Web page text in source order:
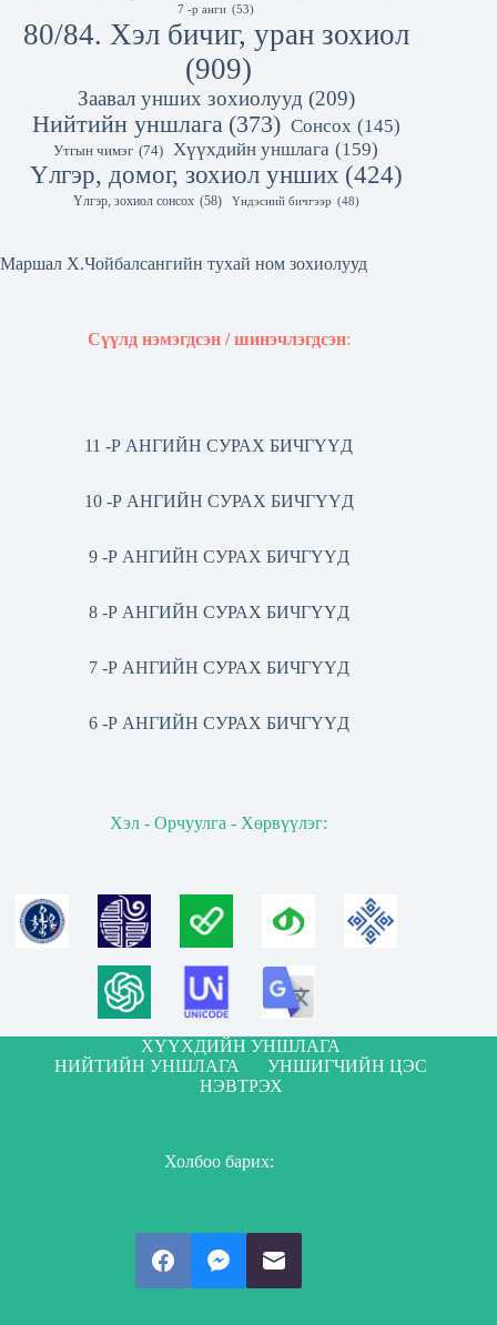
7 -р анги (53)
80/84. Хэл бичиг, уран зохиол
(909)
Заавал унших зохиолууд (209)
Нийтийн уншлага (373) Сонсох (145)
Утгын чимэг (74) Хүүхдийн уншлага (159)
Үлгэр, домог, зохиол унших (424)
Үлгэр, зохиол сонсох (58) Үндэсний бичгээр (48)
Маршал Х.Чойбалсангийн тухай ном зохиолууд
Сүүлд нэмэгдсэн / шинэчлэгдсэн:
11 -Р АНГИЙН СУРАХ БИЧГҮҮД
10 -Р АНГИЙН СУРАХ БИЧГҮҮД
9 -Р АНГИЙН СУРАХ БИЧГҮҮД
8 -Р АНГИЙН СУРАХ БИЧГҮҮД
7 -Р АНГИЙН СУРАХ БИЧГҮҮД
6 -Р АНГИЙН СУРАХ БИЧГҮҮД
Хэл - Орчуулга - Хөрвүүлэг:
ХҮҮХДИЙН УНШЛАГА
НИЙТИЙН УНШЛАГА
УНШИГЧИЙН ЦЭС
НЭВТРЭХ
Холбоо барих: